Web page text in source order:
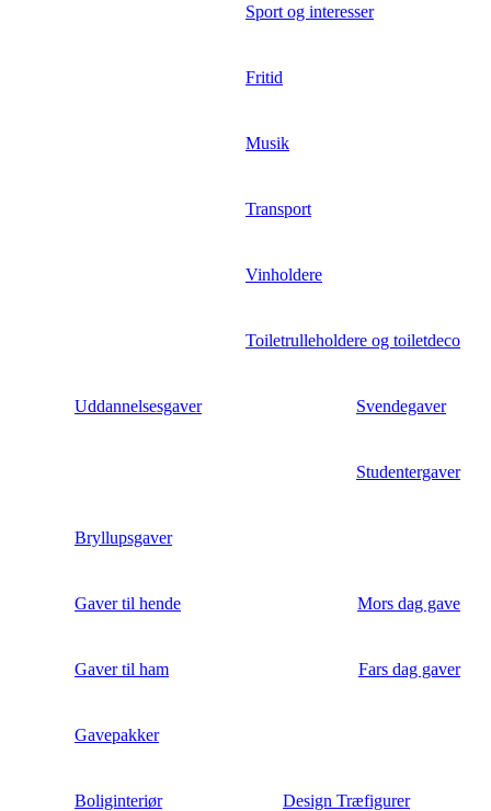
Sport og interesser
Fritid
Musik
Transport
Vinholdere
Toiletrulleholdere og toiletdeco
Uddannelsesgaver Svendegaver
Studentergaver
Bryllupsgaver
Gaver til hende Mors dag gave
Gaver til ham Fars dag gaver
Gavepakker
Boliginteriør Design Træfigurer